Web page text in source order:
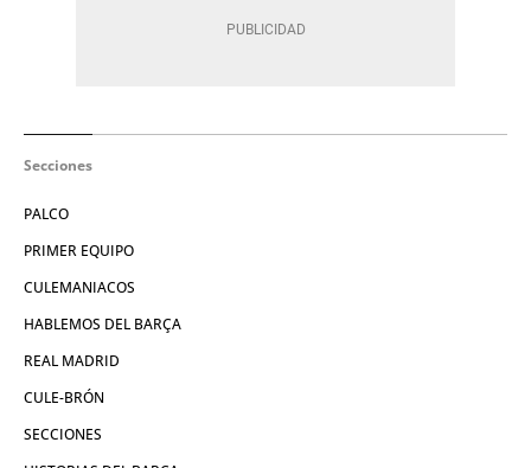
Secciones
PALCO
PRIMER EQUIPO
CULEMANIACOS
HABLEMOS DEL BARÇA
REAL MADRID
CULE-BRÓN
SECCIONES